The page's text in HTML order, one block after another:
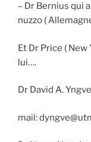
– Dr Bernius qui
nuzzo (
Et Dr Price ( New
lui….
Dr David A.
mail: